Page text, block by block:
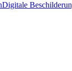
Digitale